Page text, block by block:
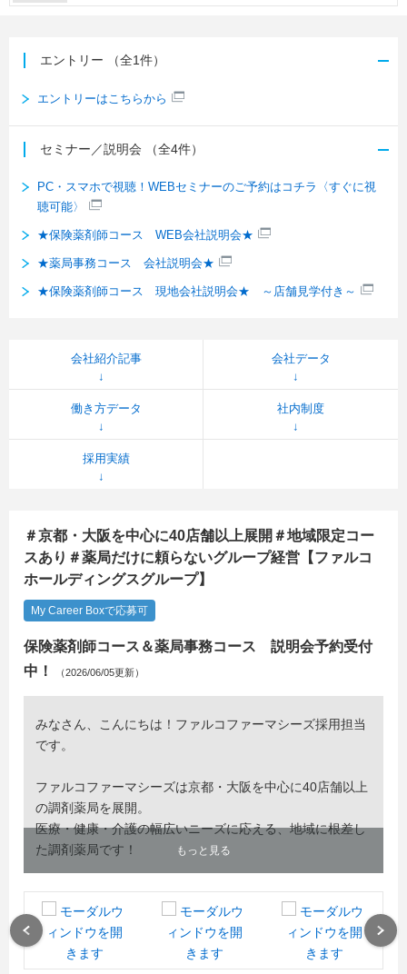
エントリー （全1件）
エントリーはこちらから
セミナー／説明会 （全4件）
PC・スマホで視聴！WEBセミナーのご予約はコチラ〈すぐに視
聴可能〉
★保険薬剤師コース WEB会社説明会★
★薬局事務コース 会社説明会★
★保険薬剤師コース 現地会社説明会★ ～店舗見学付き～
会社紹介記事 会社データ
働き方データ 社内制度
採用実績
＃京都・大阪を中心に40店舗以上展開＃地域限定コー
スあり＃薬局だけに頼らないグループ経営【ファルコ
ホールディングスグループ】
My Career Boxで応募可
保険薬剤師コース＆薬局事務コース 説明会予約受付
中！
（2026/06/05更新）
みなさん、こんにちは！ファルコファーマシーズ採用担当
です。
ファルコファーマシーズは京都・大阪を中心に40店舗以上
の調剤薬局を展開。
医療・健康・介護の幅広いニーズに応える、地域に根差し
た調剤薬局です！
ファルコの人材育成・キャリアプラン・働き方…
まずは会社説明会に参加をして肌で感じてみてください♪
▼【保険薬剤師コース】会社説明会▼
もっと見る